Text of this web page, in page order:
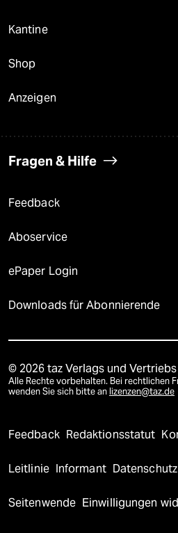
Kantine
Shop
Anzeigen
Fragen & Hilfe
Feedback
Aboservice
ePaper Login
Downloads für Abonnierende
© 2026 taz Verlags und Vertriebs
Alle Rechte vorbehalten. Bei rechtlichen
wenden Sie sich bitte an lizenzen@taz.de
Feedback Redaktionsstatut
Leitlinie Informant Datenschutz
Seitenwende Einwilligungen